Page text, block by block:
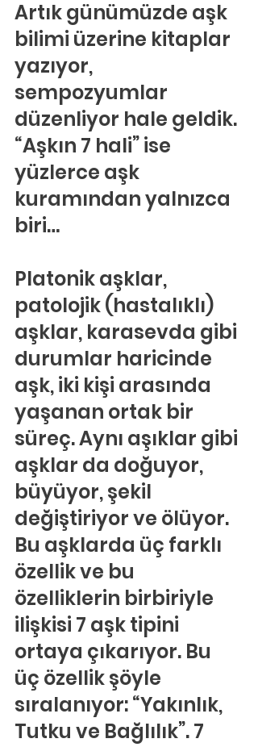
Artık günümüzde aşk
bilimi üzerine kitaplar
yazıyor,
sempozyumlar
düzenliyor hale geldik.
“Aşkın 7 hali” ise
yüzlerce aşk
kuramından yalnızca
biri…
Platonik aşklar,
patolojik (hastalıklı)
aşklar, karasevda gibi
durumlar haricinde
aşk, iki kişi arasında
yaşanan ortak bir
süreç. Aynı aşıklar gibi
aşklar da doğuyor,
büyüyor, şekil
değiştiriyor ve ölüyor.
Bu aşklarda üç farklı
özellik ve bu
özelliklerin birbiriyle
ilişkisi 7 aşk tipini
ortaya çıkarıyor. Bu
üç özellik şöyle
sıralanıyor: “Yakınlık,
Tutku ve Bağlılık”. 7